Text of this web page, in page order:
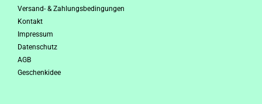
Versand- & Zahlungsbedingungen
Kontakt
Impressum
Datenschutz
AGB
Geschenkidee